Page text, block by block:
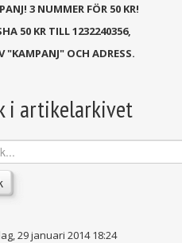
3 NUMMER FÖR 50 KR!
50 KR TILL 1232240356,
"KAMPANJ" OCH ADRESS.
i artikelarkivet
29 januari 2014 18:24